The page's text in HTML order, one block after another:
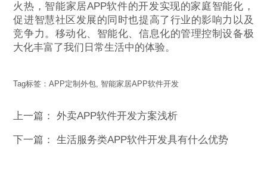
火热，智能家居APP软件的开发实现的家庭智能化，
促进智慧社区发展的同时也提高了行业的影响力以及
竞争力。移动化、智能化、信息化的管理控制设备极
大化丰富了我们日常生活中的体验。
Tag标签：APP定制外包 智能家居APP软件开发
上一篇：外卖APP软件开发方案浅析
下一篇：生活服务类APP软件开发具有什么优势